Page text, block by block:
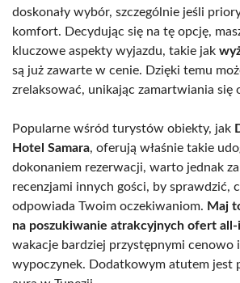
doskonały wybór, szczególnie jeśli
komfort. Decydując się na tę opcję,
kluczowe aspekty wyjazdu, takie jak
są już zawarte w cenie. Dzięki temu
zrelaksować, unikając zamartwiania się
Popularne wśród turystów obiekty, jak
Hotel Samara, oferują właśnie takie
dokonaniem rezerwacji, warto jednak
recenzjami innych gości, by sprawdzić,
odpowiada Twoim oczekiwaniom. Maj
na poszukiwanie atrakcyjnych ofert all-
wakacje bardziej przystępnymi cenowo
wypoczynek. Dodatkowym atutem jest